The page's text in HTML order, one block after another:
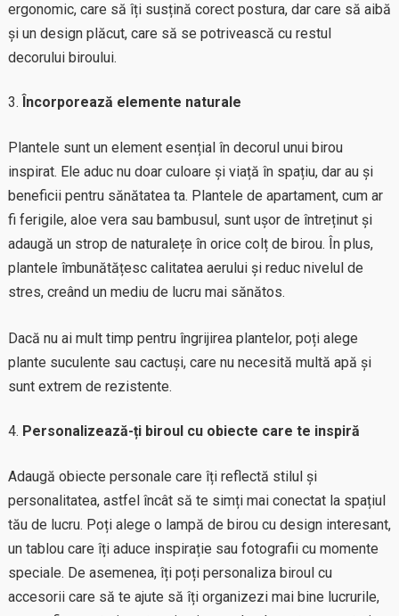
ergonomic, care să îți susțină corect postura, dar care să aibă
și un design plăcut, care să se potrivească cu restul
decorului biroului.
Încorporează elemente naturale
Plantele sunt un element esențial în decorul unui birou
inspirat. Ele aduc nu doar culoare și viață în spațiu, dar au și
beneficii pentru sănătatea ta. Plantele de apartament, cum ar
fi ferigile, aloe vera sau bambusul, sunt ușor de întreținut și
adaugă un strop de naturalețe în orice colț de birou. În plus,
plantele îmbunătățesc calitatea aerului și reduc nivelul de
stres, creând un mediu de lucru mai sănătos.
Dacă nu ai mult timp pentru îngrijirea plantelor, poți alege
plante suculente sau cactuși, care nu necesită multă apă și
sunt extrem de rezistente.
Personalizează-ți biroul cu obiecte care te inspiră
Adaugă obiecte personale care îți reflectă stilul și
personalitatea, astfel încât să te simți mai conectat la spațiul
tău de lucru. Poți alege o lampă de birou cu design interesant,
un tablou care îți aduce inspirație sau fotografii cu momente
speciale. De asemenea, îți poți personaliza biroul cu
accesorii care să te ajute să îți organizezi mai bine lucrurile,